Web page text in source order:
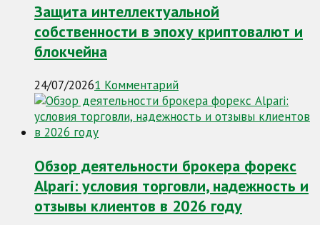
Защита интеллектуальной
собственности в эпоху криптовалют и
блокчейна
24/07/20261 Комментарий
Обзор деятельности брокера форекс
Alpari: условия торговли, надежность и
отзывы клиентов в 2026 году